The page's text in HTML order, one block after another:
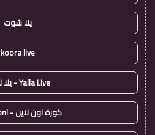
يلا شوت
koora live
Yalla Live - يلا لايف
كورة اون لاين - koora onl